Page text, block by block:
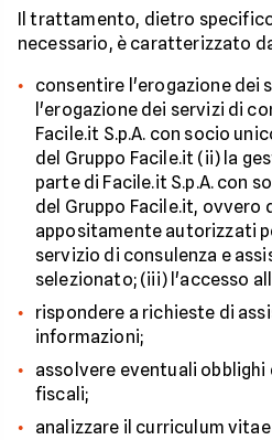
Il trattamento, dietro
necessario, è caratterizzato
consentire l'erogazione dei
l'erogazione dei servizi di
Facile.it S.p.A. con socio
del Gruppo Facile.it (ii) la
parte di Facile.it S.p.A. con
del Gruppo Facile.it, ovvero
appositamente autorizzati
servizio di consulenza e
selezionato; (iii) l'accesso
rispondere a richieste di
informazioni;
assolvere eventuali obblighi
fiscali;
analizzare il curriculum